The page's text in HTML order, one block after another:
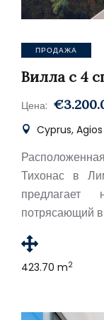
ПРОДАЖА
Вилла с 4
Цена:
Cyprus,
Тихонас в
предлагает
потрясающий
423.70 m2